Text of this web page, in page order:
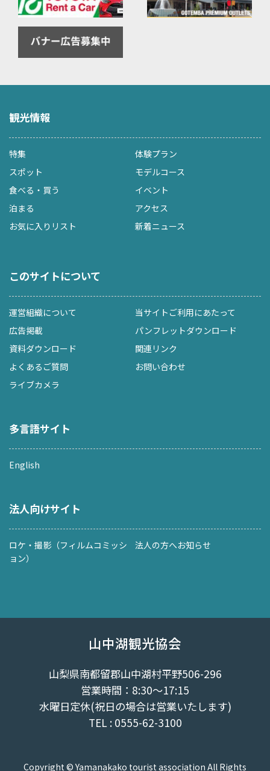
観光情報
特集
体験プラン
スポット
モデルコース
食べる・買う
イベント
泊まる
アクセス
お気に入りリスト
新着ニュース
このサイトについて
運営組織について
当サイトご利用にあたって
広告掲載
パンフレットダウンロード
資料ダウンロード
関連リンク
よくあるご質問
お問い合わせ
ライブカメラ
多言語サイト
English
法人向けサイト
ロケ・撮影（フィルムコミッシ
ョン）
法人の方へお知らせ
山中湖観光協会
山梨県南都留郡山中湖村平野506-296
営業時間：8:30～17:15
水曜日定休(祝日の場合は営業いたします)
TEL : 0555-62-3100
Copyright © Yamanakako tourist association All Rights